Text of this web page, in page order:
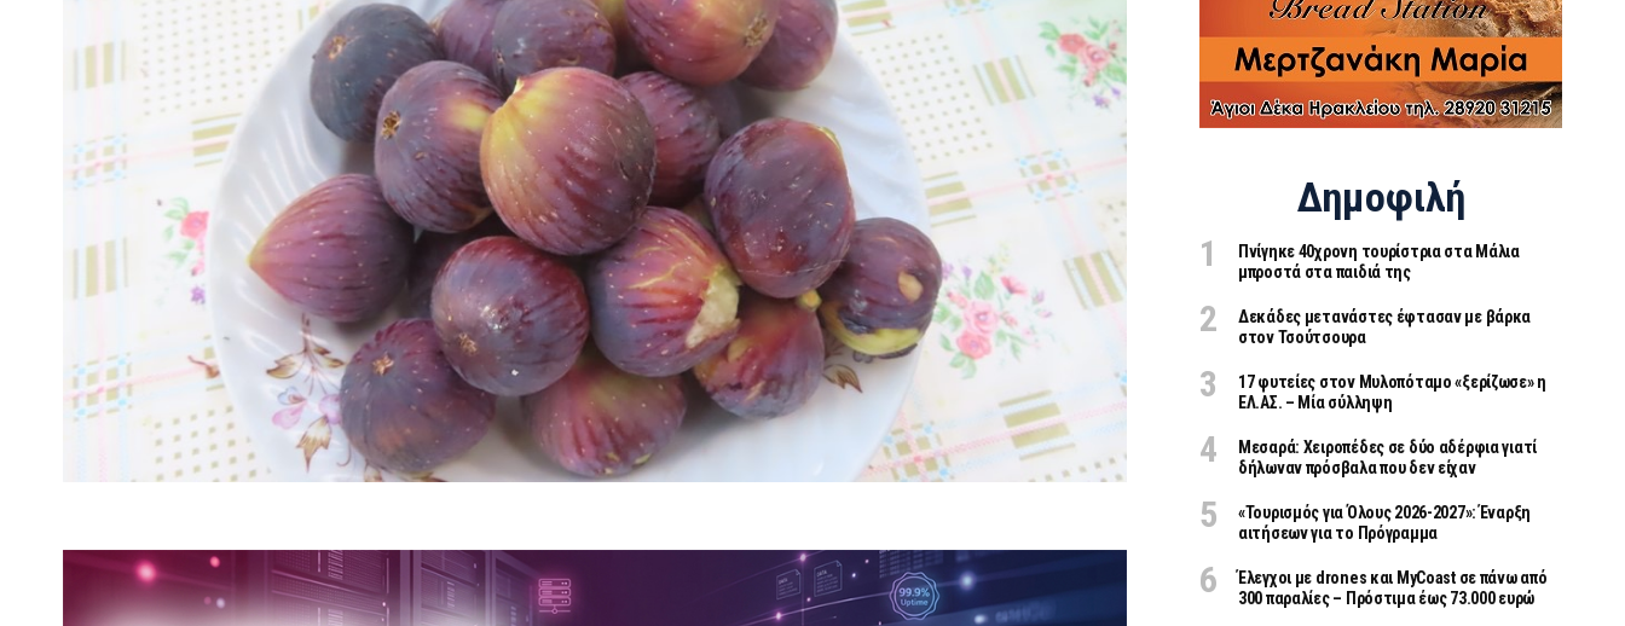
Δημοφιλή
Πνίγηκε 40χρονη τουρίστρια στα Μάλια
μπροστά στα παιδιά της
Δεκάδες μετανάστες έφτασαν με βάρκα
στον Τσούτσουρα
17 φυτείες στον Μυλοπόταμο «ξερίζωσε» η
ΕΛ.ΑΣ. – Μία σύλληψη
Μεσαρά: Χειροπέδες σε δύο αδέρφια γιατί
δήλωναν πρόσβαλα που δεν είχαν
«Τουρισμός για Όλους 2026-2027»: Έναρξη
αιτήσεων για το Πρόγραμμα
Έλεγχοι με drones και MyCoast σε πάνω από
300 παραλίες – Πρόστιμα έως 73.000 ευρώ